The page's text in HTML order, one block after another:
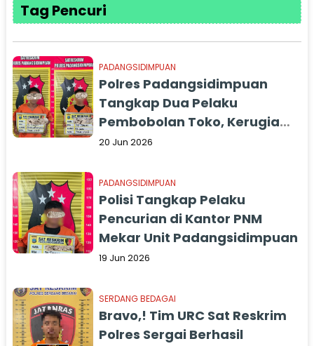
Tag Pencuri
PADANGSIDIMPUAN
Polres Padangsidimpuan
Tangkap Dua Pelaku
Pembobolan Toko, Kerugian
Capai Rp 20 Juta
20 Jun 2026
PADANGSIDIMPUAN
Polisi Tangkap Pelaku
Pencurian di Kantor PNM
Mekar Unit Padangsidimpuan
19 Jun 2026
SERDANG BEDAGAI
Bravo,! Tim URC Sat Reskrim
Polres Sergai Berhasil